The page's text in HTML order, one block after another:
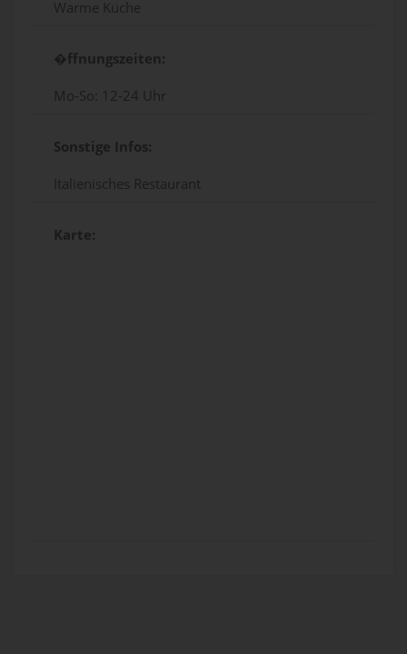
Warme Küche
�ffnungszeiten:
Mo-So: 12-24 Uhr
Sonstige Infos:
Italienisches Restaurant
Karte: